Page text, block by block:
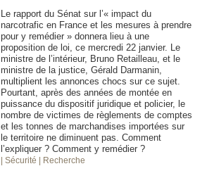
Le rapport du Sénat sur l’« impact du
narcotrafic en France et les mesures à prendre
pour y remédier » donnera lieu à une
proposition de loi, ce mercredi 22 janvier. Le
ministre de l’intérieur, Bruno Retailleau, et le
ministre de la justice, Gérald Darmanin,
multiplient les annonces chocs sur ce sujet.
Pourtant, après des années de montée en
puissance du dispositif juridique et policier, le
nombre de victimes de règlements de comptes
et les tonnes de marchandises importées sur
le territoire ne diminuent pas. Comment
l’expliquer ? Comment y remédier ?
| Sécurité | Recherche